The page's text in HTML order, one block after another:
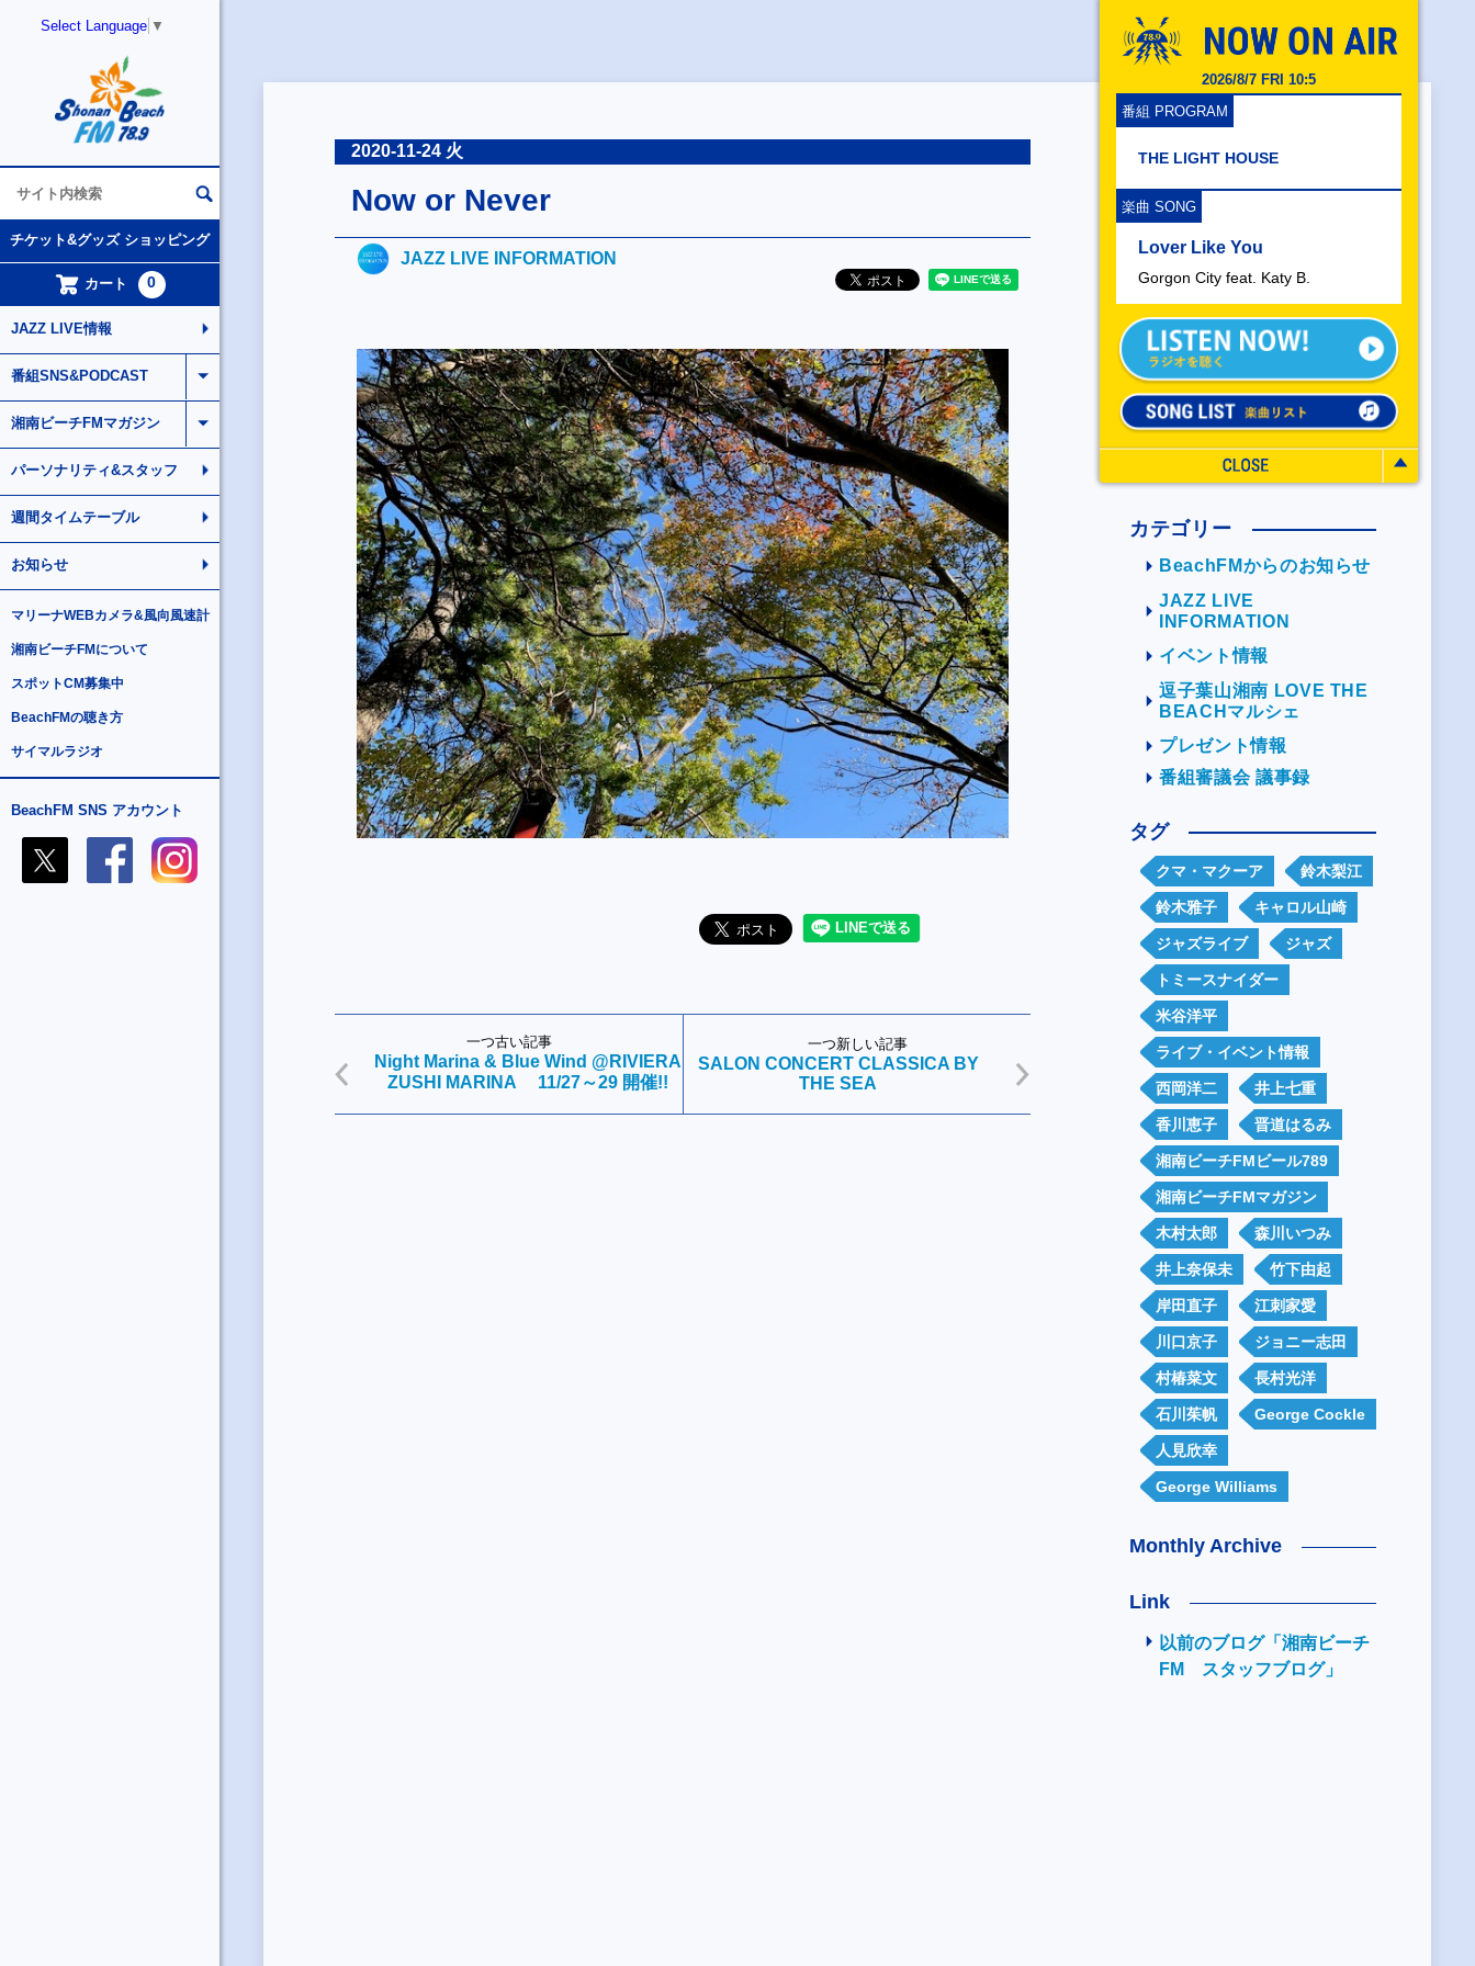
Select Language ▼
2026/8/7 FRI 10:5
番組 PROGRAM
THE LIGHT HOUSE
楽曲 SONG
Lover Like You
Gorgon City feat. Katy B.
チケット&グッズ ショッピング
カート 0
JAZZ LIVE情報
番組SNS&PODCAST
湘南ビーチFMマガジン
パーソナリティ&スタッフ
週間タイムテーブル
お知らせ
マリーナWEBカメラ&風向風速計
湘南ビーチFMについて
スポットCM募集中
BeachFMの聴き方
サイマルラジオ
BeachFM SNS アカウント
2020-11-24 火
Now or Never
JAZZ LIVE INFORMATION
一つ古い記事
Night Marina & Blue Wind @RIVIERA
ZUSHI MARINA 11/27～29 開催!!
一つ新しい記事
SALON CONCERT CLASSICA BY
THE SEA
カテゴリー
BeachFMからのお知らせ
JAZZ LIVE
INFORMATION
イベント情報
逗子葉山湘南 LOVE THE
BEACHマルシェ
プレゼント情報
番組審議会 議事録
タグ
クマ・マクーア 鈴木梨江
鈴木雅子 キャロル山崎
ジャズライブ ジャズ
トミースナイダー
米谷洋平
ライブ・イベント情報
西岡洋二 井上七重
香川恵子 晋道はるみ
湘南ビーチFMビール789
湘南ビーチFMマガジン
木村太郎 森川いつみ
井上奈保未 竹下由起
岸田直子 江刺家愛
川口京子 ジョニー志田
村椿菜文 長村光洋
石川茱帆 George Cockle
人見欣幸
George Williams
Monthly Archive
Link
以前のブログ「湘南ビーチ
FM スタッフブログ」